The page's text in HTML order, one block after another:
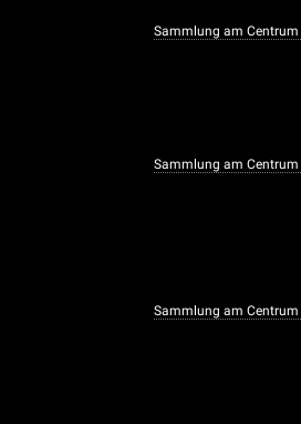
Sammlung am
Sammlung am
Sammlung am